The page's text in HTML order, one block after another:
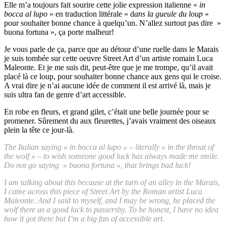
Elle m’a toujours fait sourire cette jolie expression italienne « in
bocca al lupo » en traduction littérale « dans la gueule du loup »
pour souhaiter bonne chance à quelqu’un. N’allez surtout pas dire »
buona fortuna », ça porte malheur!
Je vous parle de ça, parce que au détour d’une ruelle dans le Marais
je suis tombée sur cette oeuvre Street Art d’un artiste romain Luca
Maleonte. Et je me suis dit, peut-être que je me trompe, qu’il avait
placé là ce loup, pour souhaiter bonne chance aux gens qui le croise.
A vrai dire je n’ai aucune idée de comment il est arrivé là, mais je
suis ultra fan de genre d’art accessible.
En robe en fleurs, et grand gilet, c’était une belle journée pour se
promener. Sûrement du aux fleurettes, j’avais vraiment des oiseaux
plein la tête ce jour-là.
The Italian saying « in bocca al lupo » – literally « in the throat of
the wolf » – to wish someone good luck has always made me smile.
Do not go saying » buona fortuna », that brings bad luck!
I am talking about this because at the turn of an alley in the Marais,
I came across this piece of Street Art by the Roman artist Luca
Maleonte. And I said to myself, and I may be wrong, he placed the
wolf there as a good luck to passersby. To be honest, I have no idea
how it got there but I’m a big fan of accessible art.